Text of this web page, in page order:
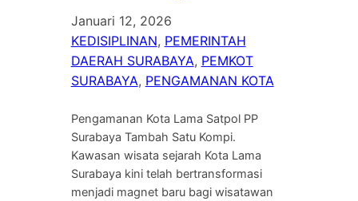
Januari 12, 2026
KEDISIPLINAN, PEMERINTAH
DAERAH SURABAYA, PEMKOT
SURABAYA, PENGAMANAN KOTA
Pengamanan Kota Lama Satpol PP
Surabaya Tambah Satu Kompi.
Kawasan wisata sejarah Kota Lama
Surabaya kini telah bertransformasi
menjadi magnet baru bagi wisatawan